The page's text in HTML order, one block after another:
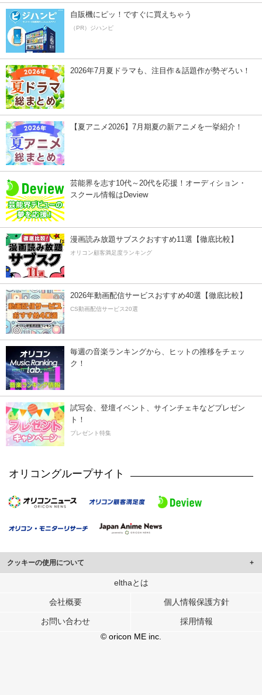
自販機にピッ！ですぐに買えちゃう
（PR）ジハンピ
2026年7月夏ドラマも、注目作＆話題作が勢ぞろい！
【夏アニメ2026】7月期夏の新アニメを一挙紹介！
芸能界を志す10代～20代を応援！オーディション・
スクール情報はDeview
漫画読み放題サブスクおすすめ11選【徹底比較】
オリコン顧客満足度ランキング
2026年動画配信サービスおすすめ40選【徹底比較】
CS動画配信サービス20選
毎週の音楽ランキングから、ヒットの推移をチェッ
ク！
試写会、登壇イベント、サインチェキなどプレゼン
ト！
プレゼント特集
オリコングループサイト
クッキーの使用について
このサイトでは Cookie を使用して、ユーザーに合わせたコンテンツや広告の
行っています。
メディアや広告配信、データ解析の各パートナーに提供しています。
各パートナーは、この情報とユーザーが各パートナーに提供した他の情報や、
ユーザーが各パートナーのサービスを使用したときに収集した他の情報を組み
elthaとは
会社概要 個人情報保護方針
お問い合わせ
採用情報
© oricon ME inc.